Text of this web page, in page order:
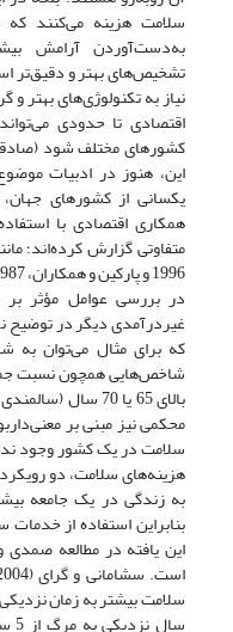
سلامت هزینه می‌کنند که
به‌دست‌آوردن آرامش
تشخیص‌های بهتر و دقیق‌تر
نیاز به تکنولوژی‌های بهتر
اقتصادی تا حدودی
این، هنوز در ادبیات
یکسانی از کشورهای
همکاری اقتصادی با
1996 و پارکین و همکاران، 1987.
در بررسی عوامل مؤثر
غیردرآمدی دیگر در توضیح
که برای مثال می‌توان به
شاخص‌هایی همچون نسبت
بالای 65 یا 70
محکمی نیز مبنی بر
سلامت در یک کشور وجود
هزینه‌های سلامت، دو
به زندگی در یک جامعه
بنابراین استفاده از
سلامت بیشتر به زمان